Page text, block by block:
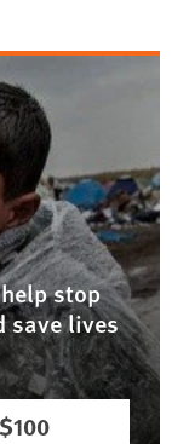
stop
save lives
$100